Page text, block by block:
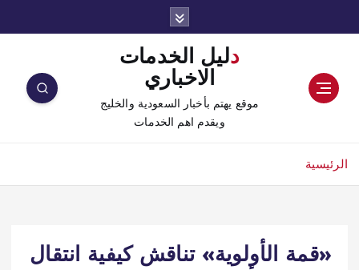
دليل الخدمات
الاخباري
موقع يهتم بأخبار السعودية والخليج
ويقدم اهم الخدمات
الرئيسية
«قمة الأولوية» تناقش كيفية انتقال